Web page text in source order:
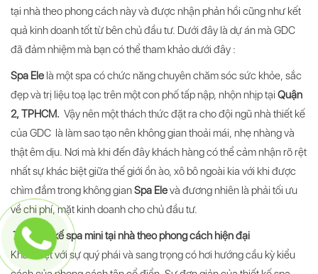
tại nhà theo phong cách này và được nhận phản hồi cũng như kết
quả kinh doanh tốt từ bên chủ đầu tư. Dưới đây là dự án mà GDC
đã đảm nhiệm mà bạn có thể tham khảo dưới đây :
Spa Ele là một spa có chức năng chuyên chăm sóc sức khỏe, sắc
đẹp và trị liệu toạ lạc trên một con phố tấp nập, nhộn nhịp tại Quận
2, TPHCM. Vậy nên một thách thức đặt ra cho đội ngũ nhà thiết kế
của GDC là làm sao tạo nên không gian thoải mái, nhẹ nhàng và
thật êm dịu. Nơi mà khi đến đây khách hàng có thể cảm nhận rõ rệt
nhất sự khác biệt giữa thế giới ồn ào, xô bô ngoài kia với khi được
chìm đắm trong không gianSpa Elevà đương nhiên là phải tối ưu
về chi phí, mặt kinh doanh cho chủ đầu tư.
7.3 Thiết kế spa mini tại nhà theo phong cách hiện đại
Khác biệt với sự quý phái và sang trọng có hơi hướng cầu kỳ kiểu